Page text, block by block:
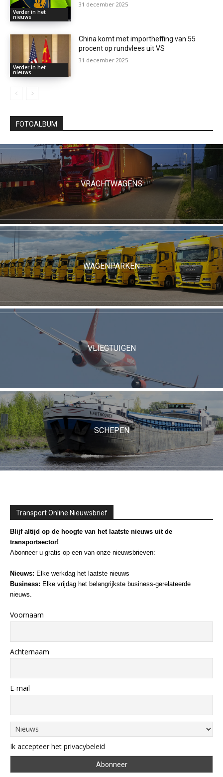
Verder in het
nieuws
31 december 2025
Verder in het
nieuws
China komt met importheffing van 55
procent op rundvlees uit VS
31 december 2025
FOTOALBUM
VRACHTWAGENS
WAGENPARKEN
VLIEGTUIGEN
SCHEPEN
Transport Online Nieuwsbrief
Blijf altijd op de hoogte van het laatste nieuws uit de
transportsector!
Abonneer u gratis op een van onze nieuwsbrieven:
Nieuws: Elke werkdag het laatste nieuws
Business: Elke vrijdag het belangrijkste business-gerelateerde
nieuws.
Voornaam
Achternaam
E-mail
Ik accepteer het privacybeleid